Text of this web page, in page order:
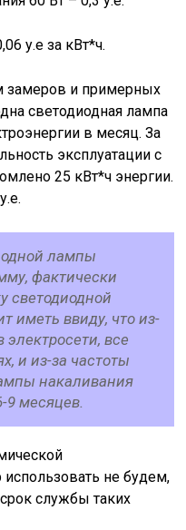
у.е за кВт*ч.
замеров и примерных
светодиодная лампа
в месяц. За
эксплуатации с
25 кВт*ч энергии.
лампы
фактически
светодиодной
иметь ввиду, что из-
все
и из-за частоты
накаливания
9 месяцев.
использовать не будем,
службы таких